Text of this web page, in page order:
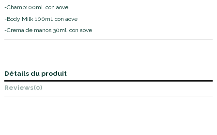
-Champ100ml. con aove
-Body Milk 100ml. con aove
-Crema de manos 30ml. con aove
Détails du produit
Reviews(0)